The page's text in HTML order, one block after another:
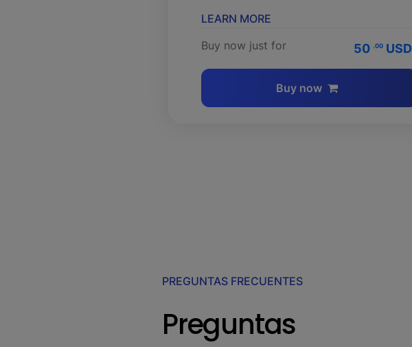
LEARN MORE
Buy now just for
50 .00USD
Buy now
PREGUNTAS FRECUENTES
Preguntas